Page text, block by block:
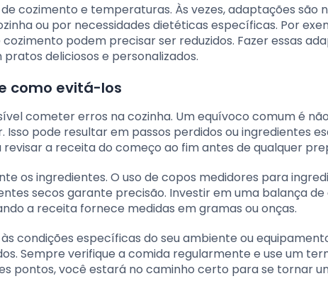
cozimento e temperaturas. Às vezes, adaptações são
ou por necessidades dietéticas específicas. Por
podem precisar ser reduzidos. Fazer essas
deliciosos e personalizados.
como evitá-los
cometer erros na cozinha. Um equívoco comum é
pode resultar em passos perdidos ou ingredientes
a receita do começo ao fim antes de qualquer
os ingredientes. O uso de copos medidores para
secos garante precisão. Investir em uma balança de
a receita fornece medidas em gramas ou onças.
condições específicas do seu ambiente ou
Sempre verifique a comida regularmente e use um
pontos, você estará no caminho certo para se tornar